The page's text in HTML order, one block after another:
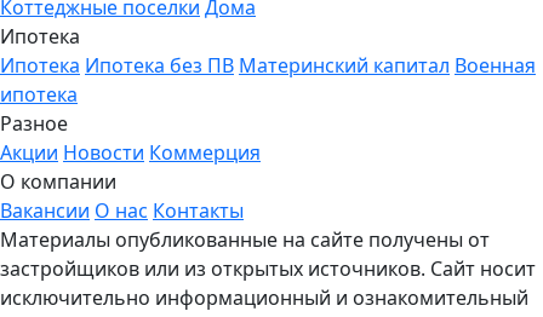
Коттеджные поселки Дома
Ипотека
Ипотека Ипотека без ПВ Материнский капитал Военная
ипотека
Разное
Акции Новости Коммерция
О компании
Вакансии О нас Контакты
Материалы опубликованные на сайте получены от
застройщиков или из открытых источников. Сайт носит
исключительно информационный и ознакомительный